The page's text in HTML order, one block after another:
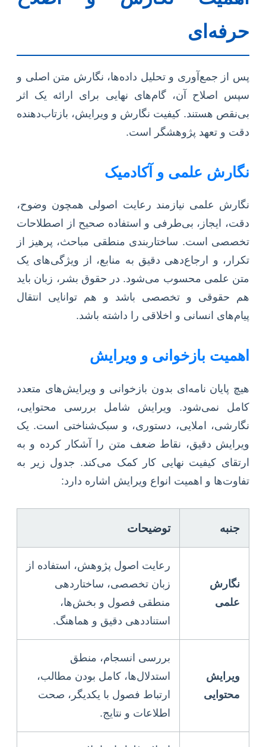
حرفه‌ای
پس از جمع‌آوری و تحلیل داده‌ها، نگارش متن اصلی و
سپس اصلاح آن، گام‌های نهایی برای ارائه یک اثر
بی‌نقص هستند. کیفیت نگارش و ویرایش، بازتاب‌دهنده
دقت و تعهد پژوهشگر است.
نگارش علمی و آکادمیک
نگارش علمی نیازمند رعایت اصولی همچون وضوح،
دقت، ایجاز، بی‌طرفی و استفاده صحیح از اصطلاحات
تخصصی است. ساختاربندی منطقی مباحث، پرهیز از
تکرار، و ارجاع‌دهی دقیق به منابع، از ویژگی‌های یک
متن علمی محسوب می‌شود. در حقوق بشر، زبان باید
هم حقوقی و تخصصی باشد و هم توانایی انتقال
پیام‌های انسانی و اخلاقی را داشته باشد.
اهمیت بازخوانی و ویرایش
هیچ پایان نامه‌ای بدون بازخوانی و ویرایش‌های متعدد
کامل نمی‌شود. ویرایش شامل بررسی محتوایی،
نگارشی، املایی، دستوری، و سبک‌شناختی است. یک
ویرایش دقیق، نقاط ضعف متن را آشکار کرده و به
ارتقای کیفیت نهایی کار کمک می‌کند. جدول زیر به
تفاوت‌ها و اهمیت انواع ویرایش اشاره دارد:
جنبه توضیحات
نگارش
علمی
رعایت اصول پژوهش، استفاده از
زبان تخصصی، ساختاردهی
منطقی فصول و بخش‌ها،
استناددهی دقیق و هماهنگ.
ویرایش
محتوایی
بررسی انسجام، منطق
استدلال‌ها، کامل بودن مطالب،
ارتباط فصول با یکدیگر، صحت
اطلاعات و نتایج.